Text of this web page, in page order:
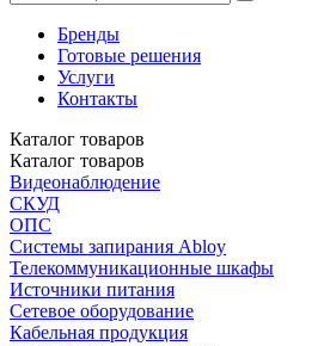
Бренды
Готовые решения
Услуги
Контакты
Каталог товаров
Каталог товаров
Видеонаблюдение
СКУД
ОПС
Системы запирания Abloy
Телекоммуникационные шкафы
Источники питания
Сетевое оборудование
Кабельная продукция